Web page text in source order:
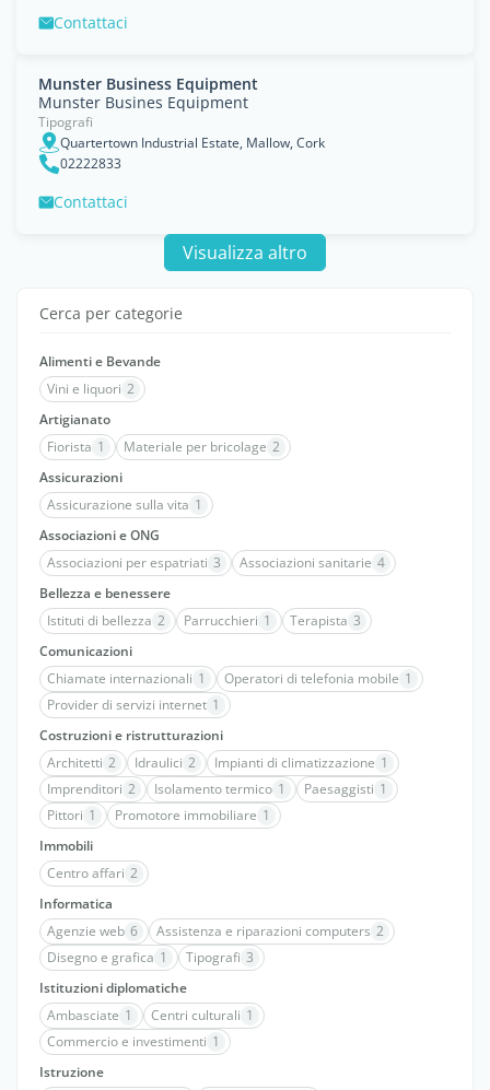
Contattaci
Munster Business Equipment
Munster Busines Equipment
Tipografi
Quartertown Industrial Estate, Mallow, Cork
02222833
Contattaci
Visualizza altro
Cerca per categorie
Alimenti e Bevande
Vini e liquori 2
Artigianato
Fiorista 1 Materiale per bricolage 2
Assicurazioni
Assicurazione sulla vita 1
Associazioni e ONG
Associazioni per espatriati 3 Associazioni sanitarie 4
Bellezza e benessere
Istituti di bellezza 2 Parrucchieri 1 Terapista 3
Comunicazioni
Chiamate internazionali 1 Operatori di telefonia mobile 1
Provider di servizi internet 1
Costruzioni e ristrutturazioni
Architetti 2 Idraulici 2 Impianti di climatizzazione 1
Imprenditori 2 Isolamento termico 1 Paesaggisti 1
Pittori 1 Promotore immobiliare 1
Immobili
Centro affari 2
Informatica
Agenzie web 6 Assistenza e riparazioni computers 2
Disegno e grafica 1 Tipografi 3
Istituzioni diplomatiche
Ambasciate 1 Centri culturali 1
Commercio e investimenti 1
Istruzione